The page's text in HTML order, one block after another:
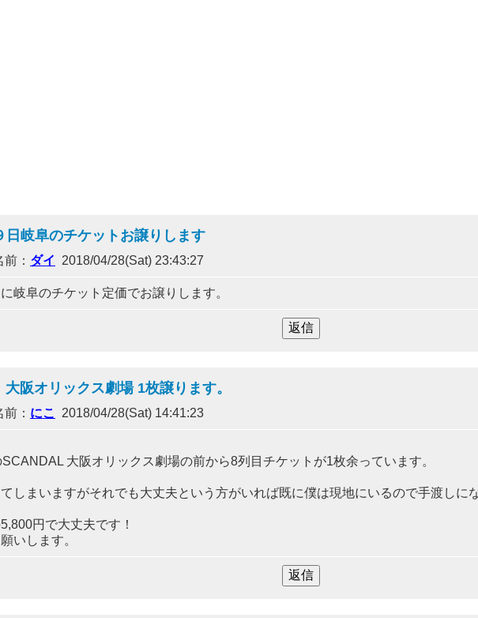
日岐阜のチケットお譲りします
： ダイ 2018/04/28(Sat) 23:43:27
岐阜のチケット定価でお譲りします。
大阪オリックス劇場 1枚譲ります。
： にこ 2018/04/28(Sat) 14:41:23
大阪オリックス劇場の前から8列目チケットが1枚余っています。
しまいますがそれでも大丈夫という方がいれば既に僕は現地にいるので手渡しに
円で大丈夫です！
いします。